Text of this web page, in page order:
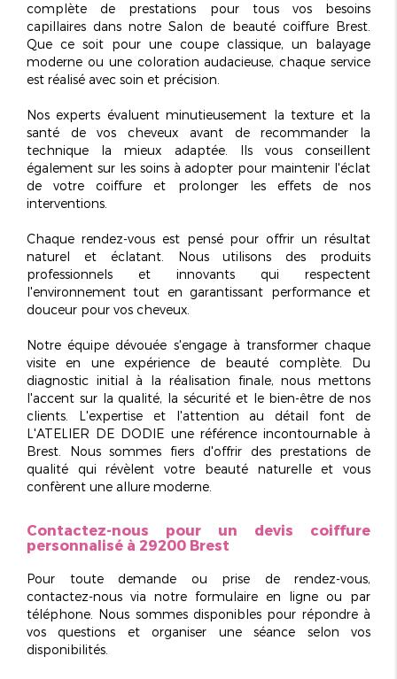
complète de prestations pour tous vos besoins
capillaires dans notre Salon de beauté coiffure Brest.
Que ce soit pour une coupe classique, un balayage
moderne ou une coloration audacieuse, chaque service
est réalisé avec soin et précision.
Nos experts évaluentminutieusement la texture et la
santé de vos cheveux avant de recommander la
technique la mieux adaptée. Ils vous conseillent
également sur les soins à adopter pour maintenir l'éclat
de votre coiffure et prolonger les effets de nos
interventions.
Chaque rendez-vous est pensé pour offrir un résultat
naturel et éclatant. Nous utilisons des produits
professionnels et innovants qui respectent
l'environnement tout en garantissant performance et
douceur pour vos cheveux.
Notre équipe dévouée s'engage à transformer chaque
visite en une expérience de beauté complète. Du
diagnostic initial à la réalisation finale, nous mettons
l'accent sur la qualité, la sécurité et le bien-être de nos
clients. L'expertise et l'attention au détail font de
L'ATELIER DE DODIE une référence incontournable à
Brest. Nous sommes fiers d'offrir des prestations de
qualité qui révèlent votre beauté naturelle et vous
confèrent une allure moderne.
Contactez-nous pour un devis coiffure
personnalisé à 29200 Brest
Pour toute demande ou prise de rendez-vous,
contactez-nous via notre formulaire en ligne ou par
téléphone. Nous sommes disponibles pour répondre à
vos questions et organiser une séance selon vos
disponibilités.